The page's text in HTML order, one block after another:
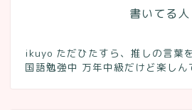
書いてる人
ikuyo ただひたすら、推しの言葉
国語勉強中 万年中級だけど楽しん